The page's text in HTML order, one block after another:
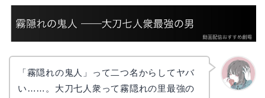
「霧隠れの鬼人」って二つ名からしてヤバ
い……。大刀七人衆って霧隠れの里最強の